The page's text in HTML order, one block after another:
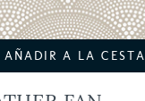
AÑADIR A LA CESTA